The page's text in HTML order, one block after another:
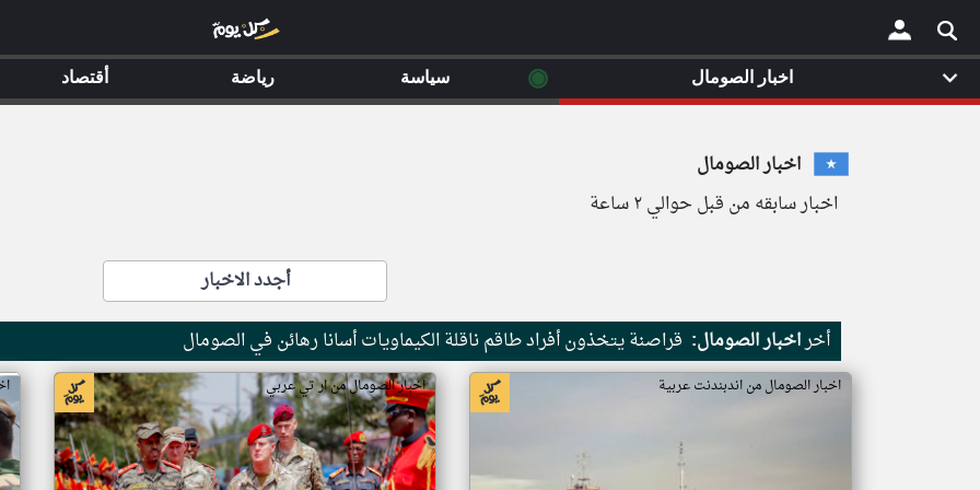
×
اخبار الصومال
اخبار سابقه من قبل حوالي ٢ ساعة
أجدد الاخبار
أخراخبار الصومال: قراصنة يتخذون أفراد طاقم ناقلة الكيماويات أسانا رهائن في الصومال
اخبار الصومال من اندبندنت عربية اخبار الصومال من ار تي عربي
اخبار الصومال ◉ سياسة رياضة أقتصاد